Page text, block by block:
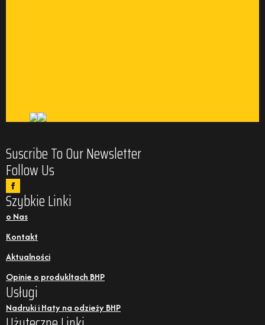
Suscribe To Our Newsletter
Follow Us
Szybkie Linki
o Nas
Kontakt
Aktualności
Opinie o produkltach BHP
Usługi
Nadruki i Haty na odzieży BHP